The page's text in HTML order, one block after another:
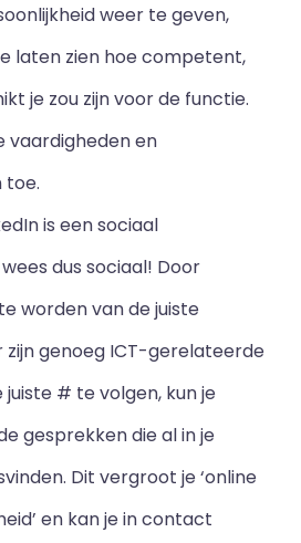
weer te geven,
laten zien hoe competent,
je zou zijn voor de functie.
vaardigheden en
toe.
is een sociaal
dus sociaal! Door
worden van de juiste
genoeg ICT-gerelateerde
# te volgen, kun je
gesprekken die al in je
Dit vergroot je ‘online
en kan je in contact